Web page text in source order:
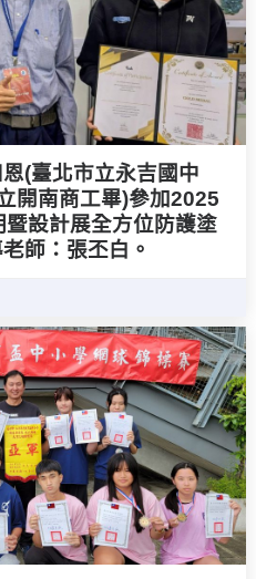
(臺北市立永吉國中
開南商工畢)參加2025
設計展全方位防護塗
師：張丕白。